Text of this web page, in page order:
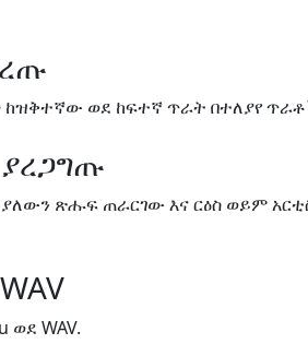
ከዝቅተኛው ወደ ከፍተኛ ጥራት በተለያየ
ያለውን ጽሑፍ ጠራርገው እና ርዕስ ወይም
ወደ WAV.